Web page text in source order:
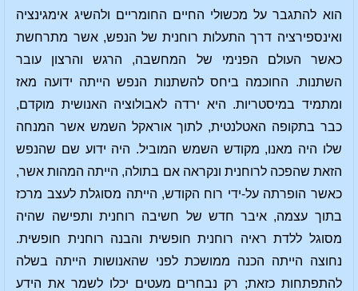
הוא להתגבר על מכשולי החיים החומריים ולהשיג אימגינציה
ואינספירציה דרך התעלות רוחנית של הנפש, אשר מתרחשת
כאשר העולם הפנימי של המחשבה, הרגש והרצון עובר
השתנות. החוכמה ביחס להשתנות הנפש הייתה ידועה מאז
ומתמיד במיסטריות. היא ירדה לאבולוציה האנושית מוקדם,
כבר בתקופה האטלנטית, לתוך אוראקל השמש אשר המנחה
שלו היה מאנו, מקודש השמש המוביל. היה ידוע שם שהנפש
הזאת שהפכה לרוחנית ונקראה אם בתולה, הייתה המהות אשר,
כאשר הופרתה על-ידי רוח הקודש, הייתה מסוגלת לעצב מרכז
בתוך עצמה, איבר חדש של חשיבה רוחנית ותפישה שהיה
מסוגל ללדת ראיה רוחנית חופשית והבנה רוחנית חופשית.
נחוצה הייתה הכנה ממושכת לפני שהאנושות הייתה בשלה
להתפתחות כזאת; רק נבחרים מעטים יכלו לשמר את הידע